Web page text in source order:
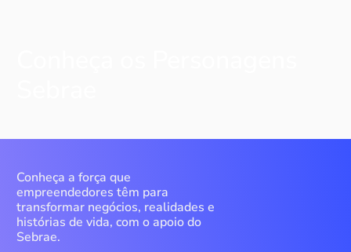
Conheça a força que
empreendedores têm para
transformar negócios, realidades e
histórias de vida, com o apoio do
Sebrae.